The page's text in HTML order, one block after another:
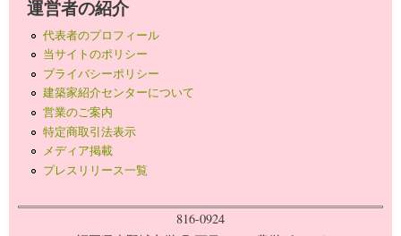
運営者の紹介
代表者のプロフィール
当サイトのポリシー
プライバシーポリシー
建築家紹介センターについて
営業のご案内
特定商取引法表示
メディア掲載
プレスリリース一覧
816-0924